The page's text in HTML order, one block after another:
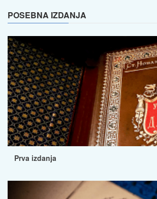
POSEBNA IZDANJA
Prva izdanja